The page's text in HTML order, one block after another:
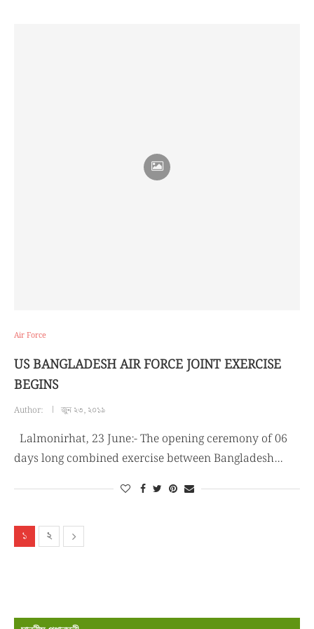
Air Force
US BANGLADESH AIR FORCE JOINT EXERCISE
BEGINS
Author: জুন ২৩, ২০১৯
Lalmonirhat, 23 June:- The opening ceremony of 06
days long combined exercise between Bangladesh…
১ ২